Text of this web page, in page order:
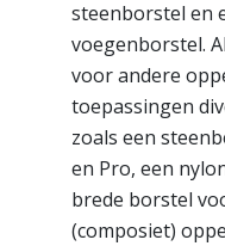
steenborstel en
voegenborstel.
voor andere
toepassingen
zoals een
en Pro, een
brede borstel
(composiet)